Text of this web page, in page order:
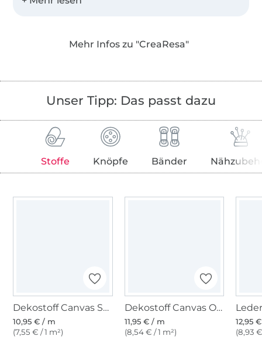
Meine Schnittmuster sind mit vielen Fotos
eigenen Ideen.
Auf meinem Blog findest du dazu viele
ergänzende Tutorials und Designbeispiele.
Ich liebe meine Arbeit, bei der sich meine, aus
einem langen Dornröschenschlaf erwachte
meinem beruflichen Erfahrungen im
verbindet.
Mehr Infos zu "CreaResa"
Unser Tipp: Das passt dazu
Stoffe Knöpfe Bänder
Dekostoff Canvas Stoff uni, taubenblau
10,95 € / m
(7,55 € / 1 m²)
Dekostoff Canvas Orient Mandala, gelb multicolor
11,95 € / m
(8,54 € / 1 m²)
12,95
(8,93